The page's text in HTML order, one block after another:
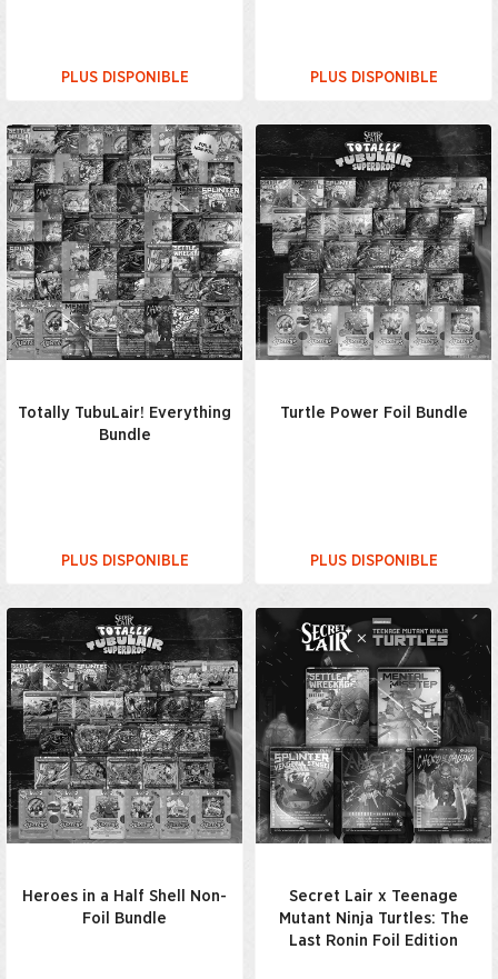
PLUS DISPONIBLE PLUS DISPONIBLE
Totally TubuLair! Everything
Bundle
PLUS DISPONIBLE
Turtle Power Foil Bundle
PLUS DISPONIBLE
Heroes in a Half Shell Non-
Foil Bundle
Secret Lair x Teenage
Mutant Ninja Turtles: The
Last Ronin Foil Edition